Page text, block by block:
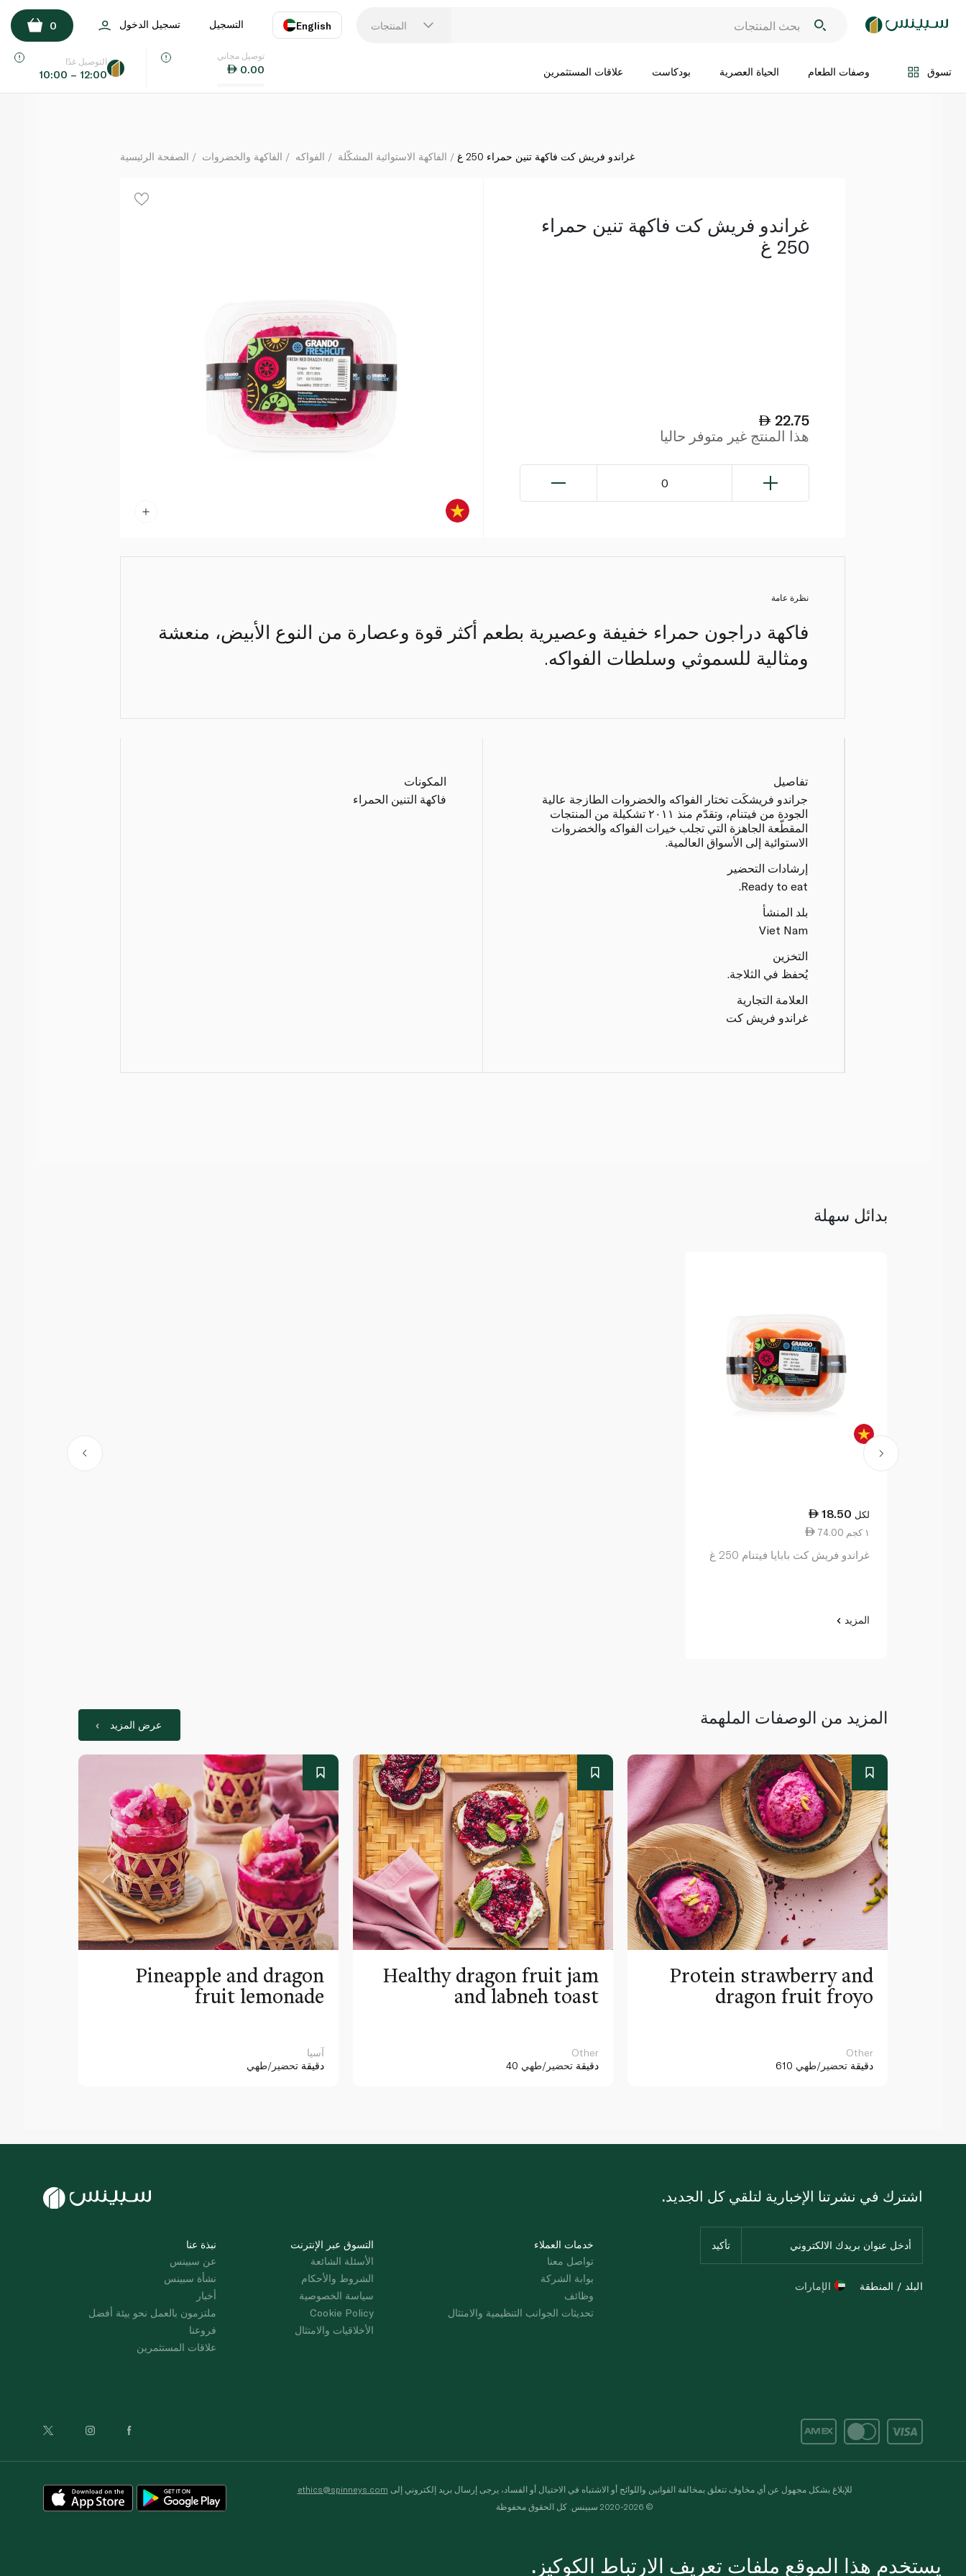
المنتجات English
اللغة
التسجيل تسجيل الدخول 0
تسوق وصفات الطعام الحياة العصرية بودكاست علاقات المستثمرين
توصيل مجاني
0.00
التوصيل غدًا
10:00 – 12:00
اضف الى السلة
الصفحة الرئيسية الفاكهة والخضروات الفواكه الفاكهة الاستوائية المشكّلة غراندو فريش كت فاكهة تنين حمراء 250 غ
غراندو فريش كت فاكهة تنين حمراء
250 غ
22.75
هذا المنتج غير متوفر حاليا
0
نظرة عامة
فاكهة دراجون حمراء خفيفة وعصيرية بطعم أكثر قوة وعصارة من النوع الأبيض، منعشة
ومثالية للسموثي وسلطات الفواكه.
تفاصيل
جراندو فريشكَت تختار الفواكه والخضروات الطازجة عالية
الجودة من فيتنام، وتقدّم منذ ٢٠١١ تشكيلة من المنتجات
المقطّعة الجاهزة التي تجلب خيرات الفواكه والخضروات
الاستوائية إلى الأسواق العالمية.
إرشادات التحضير
Ready to eat.
بلد المنشأ
Viet Nam
التخزين
يُحفظ في الثلاجة.
العلامة التجارية
غراندو فريش كت
المكونات
فاكهة التنين الحمراء
بدائل سهلة
18.50 لكل
74.00 ١ كجم
غراندو فريش كت بابايا فيتنام 250 غ
المزيد
المزيد من الوصفات الملهمة عرض المزيد
Pineapple and dragon
fruit lemonade
آسيا
دقيقة تحضير/طهي
Healthy dragon fruit jam
and labneh toast
Other
40 دقيقة تحضير/طهي
Protein strawberry and
dragon fruit froyo
Other
610 دقيقة تحضير/طهي
نبذة عنا
عن سبينس
نشأة سبينس
أخبار
ملتزمون بالعمل نحو بيئة أفضل
فروعنا
علاقات المستثمرين
التسوق عبر الإنترنت
الأسئلة الشائعة
الشروط والأحكام
سياسة الخصوصية
Cookie Policy
الأخلاقيات والامتثال
خدمات العملاء
تواصل معنا
بوابة الشركة
وظائف
تحديثات الجوانب التنظيمية والامتثال
اشترك في نشرتنا الإخبارية لتلقي كل الجديد.
البلد / المنطقة الإمارات
للإبلاغ بشكل مجهول عن أي مخاوف تتعلق بمخالفة القوانين واللوائح أو الاشتباه في الاحتيال أو الفساد، يرجى إرسال بريد إلكتروني إلى ethics@spinneys.com
© 2020-2026 سبينس. كل الحقوق محفوظة
يستخدم هذا الموقع ملفات تعريف الارتباط الكوكيز.